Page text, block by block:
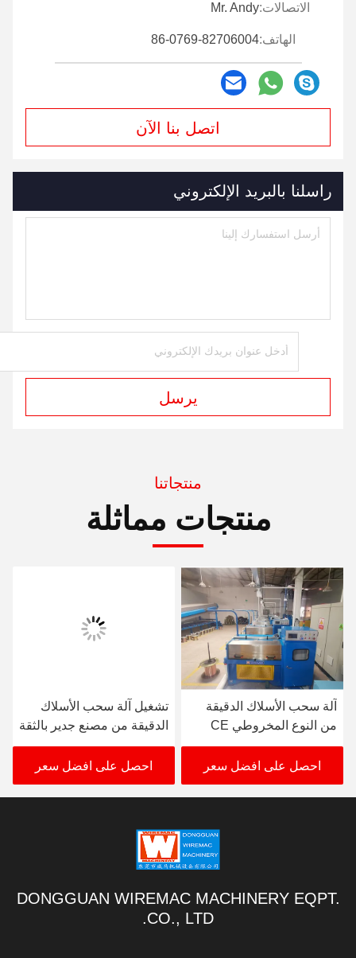
الاتصالات:Mr. Andy
الهاتف:86-0769-82706004
اتصل بنا الآن
راسلنا بالبريد الإلكتروني
يرسل
منتجاتنا
منتجات مماثلة
آلة سحب الأسلاك الدقيقة
من النوع المخروطي CE
380V-480V تتحرك متزامن
احصل على افضل سعر
تشغيل آلة سحب الأسلاك
الدقيقة من مصنع جدير بالثقة
احصل على افضل سعر
DONGGUAN WIREMAC MACHINERY EQPT.
CO., LTD.